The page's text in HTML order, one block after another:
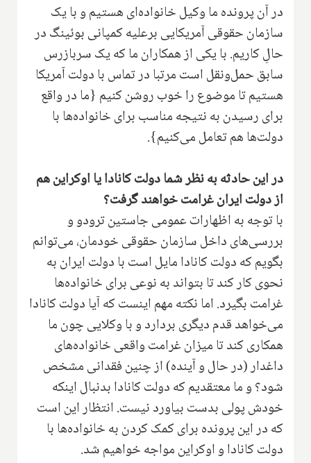
در آن پرونده ما وکیل خانواده‌ای هستیم و با یک
سازمان حقوقی آمریکایی برعلیه کمپانی بوئینگ در
حالِ کاریم. با یکی از همکاران ما که یک سربازرس
سابق حمل‌ونقل است مرتبا در تماس با دولت آمریکا
هستیم تا موضوع را خوب روشن کنیم {ما در واقع
برای رسیدن به نتیجه مناسب برای خانواده‌ها با
دولت‌ها هم تعامل می‌کنیم}.
در این حادثه به نظر شما دولت کانادا یا اوکراین هم
از دولت ایران غرامت خواهند گرفت؟
با توجه به اظهارات عمومی جاستین ترودو و
بررسی‌های داخل سازمان حقوقی خودمان، می‌توانم
بگویم که دولت کانادا مایل است با دولت ایران به
نحوی کار کند تا بتواند به نوعی برای خانواده‌ها
غرامت بگیرد. اما نکته مهم اینست که آیا دولت کانادا
می‌خواهد قدم دیگری بردارد و با وکلایی چون ما
همکاری کند تا میزان غرامت واقعی خانواده‌های
داغدار (در حال و آینده) از چنین فقدانی مشخص
شود‌؟ و ما معتقدیم که دولت کانادا بدنبال اینکه
خودش پولی بدست بیاورد نیست. انتظار این است
که در این پرونده برای کمک کردن به خانواده‌ها با
دولت کانادا و اوکراین مواجه خواهیم شد.